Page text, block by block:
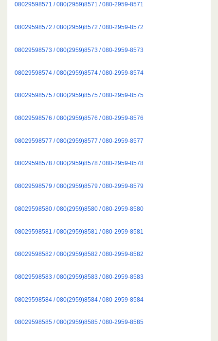
08029598571 / 080(2959)8571 / 080-2959-8571
08029598572 / 080(2959)8572 / 080-2959-8572
08029598573 / 080(2959)8573 / 080-2959-8573
08029598574 / 080(2959)8574 / 080-2959-8574
08029598575 / 080(2959)8575 / 080-2959-8575
08029598576 / 080(2959)8576 / 080-2959-8576
08029598577 / 080(2959)8577 / 080-2959-8577
08029598578 / 080(2959)8578 / 080-2959-8578
08029598579 / 080(2959)8579 / 080-2959-8579
08029598580 / 080(2959)8580 / 080-2959-8580
08029598581 / 080(2959)8581 / 080-2959-8581
08029598582 / 080(2959)8582 / 080-2959-8582
08029598583 / 080(2959)8583 / 080-2959-8583
08029598584 / 080(2959)8584 / 080-2959-8584
08029598585 / 080(2959)8585 / 080-2959-8585